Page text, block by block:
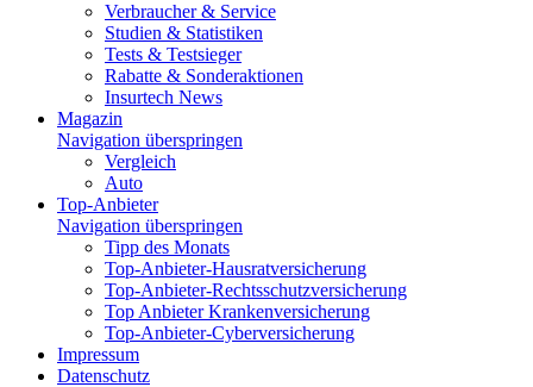
Verbraucher & Service
Studien & Statistiken
Tests & Testsieger
Rabatte & Sonderaktionen
Insurtech News
Magazin
Navigation überspringen
Vergleich
Auto
Top-Anbieter
Navigation überspringen
Tipp des Monats
Top-Anbieter-Hausratversicherung
Top-Anbieter-Rechtsschutzversicherung
Top Anbieter Krankenversicherung
Top-Anbieter-Cyberversicherung
Impressum
Datenschutz